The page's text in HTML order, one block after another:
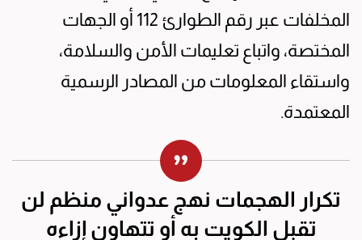
المخلفات عبر رقم الطوارئ 112 أو الجهات
المختصة، واتباع تعليمات الأمن والسلامة،
واستقاء المعلومات من المصادر الرسمية
المعتمدة.
تكرار الهجمات نهج عدواني منظم لن
تقبل الكويت به أو تتهاون إزاءه